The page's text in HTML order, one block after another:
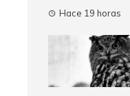
Hace 19 horas